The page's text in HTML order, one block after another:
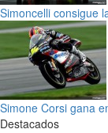
Simoncelli consigue
Simone Corsi gana
Destacados